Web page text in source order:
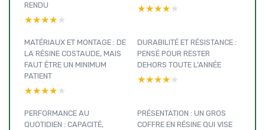
RENDU
★★★★★
★★★★★
★★★★★
★★★★★
MATÉRIAUX ET MONTAGE : DE
LA RÉSINE COSTAUDE, MAIS
FAUT ÊTRE UN MINIMUM
PATIENT
★★★★★
★★★★★
DURABILITÉ ET RÉSISTANCE :
PENSÉ POUR RESTER
DEHORS TOUTE L’ANNÉE
★★★★★
★★★★★
PERFORMANCE AU
QUOTIDIEN : CAPACITÉ,
PRÉSENTATION : UN GROS
COFFRE EN RÉSINE QUI VISE